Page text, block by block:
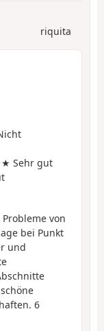
riquita
Sehr gut
von
bei Punkt
und
6